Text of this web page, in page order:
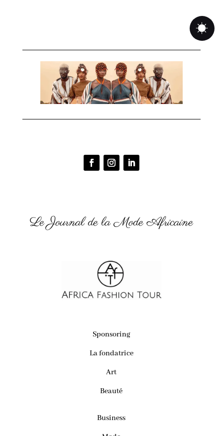
Le Journal de la Mode Africaine
Sponsoring
La fondatrice
Art
Beauté
Business